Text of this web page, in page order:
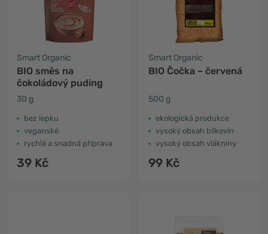
Smart Organic
BIO směs na
čokoládový puding
30 g
bez lepku
veganské
rychlá a snadná příprava
39 Kč
Smart Organic
BIO Čočka – červená
500 g
ekologická produkce
vysoký obsah bílkovin
vysoký obsah vlákniny
99 Kč